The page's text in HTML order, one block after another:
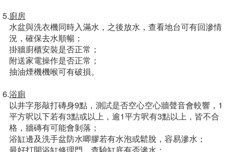
5.廚房
水盆與洗衣機同時入滿水，之後放水，查看地台可有回滲情
況，確保去水順暢；
掛牆廚櫃安裝是否正常；
附送家電操作是否正常；
抽油煙機機喉可有破損。
6.浴廁
以井字形敲打磚身9點，測試是否空心空心牆聲音會較響，1
平方呎以下若有3點或以上，逾1平方呎有3點以上，皆不合
格，牆磚有可能會剝落；
浴缸邊及洗手盆防水唧膠若有水泡或鬆脫，容易滲水；